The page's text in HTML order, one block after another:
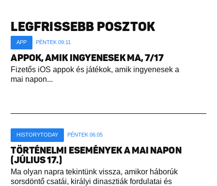
LEGFRISSEBB POSZTOK
APP PÉNTEK 09:11
APPOK, AMIK INGYENESEK MA, 7/17
Fizetős iOS appok és játékok, amik ingyenesek a
mai napon...
HISTORYTODAY PÉNTEK 06:05
TÖRTÉNELMI ESEMÉNYEK A MAI NAPON
(JÚLIUS 17.)
Ma olyan napra tekintünk vissza, amikor háborúk
sorsdöntő csatái, királyi dinasztiák fordulatai és